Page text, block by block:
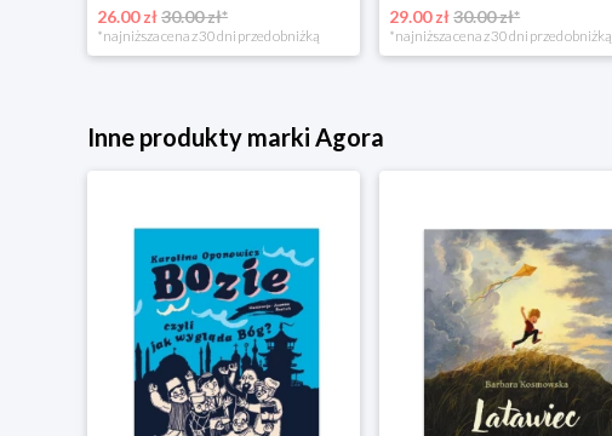
26.00 zł30.00 zł*
*najniższa cena z 30 dni przed obniżką
29.00 zł30.00 zł*
*najniższa cena z 30 dni przed obniżką
Inne produkty marki Agora